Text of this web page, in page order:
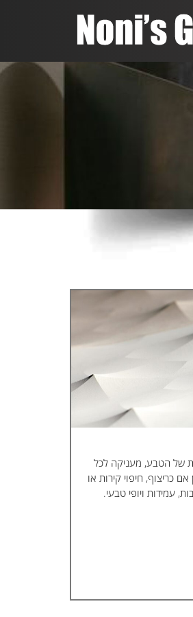
של הטבע, מעניקה לכל
כריצוף, חיפוי קירות או
עמידות ויופי טבעי.